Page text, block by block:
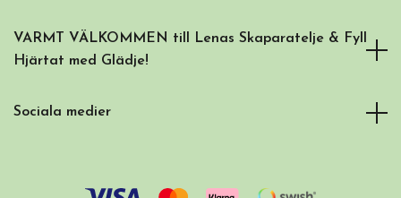
VARMT VÄLKOMMEN till Lenas Skaparatelje & Fyll
Hjärtat med Glädje!
Sociala medier